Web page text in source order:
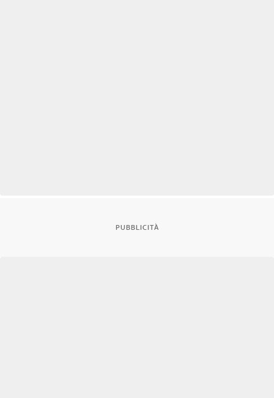
PUBBLICITÀ